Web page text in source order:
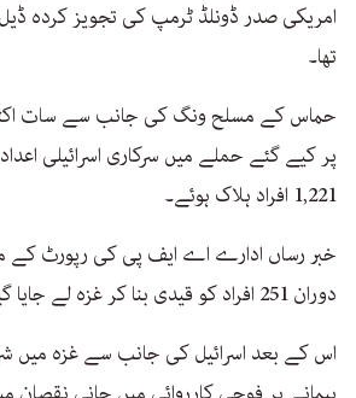
امریکی صدر ڈونلڈ ٹرمپ کی تجویز کردہ
تھا۔
پر کیے گئے حملے میں سرکاری اسرائیلی
1,221 افراد ہلاک ہوئے۔
خبر رساں ادارے اے ایف پی کی رپورٹ
دوران 251 افراد کو قیدی بنا کر غزہ لے جایا گیا تھا۔
اس کے بعد اسرائیل کی جانب سے غزہ میں